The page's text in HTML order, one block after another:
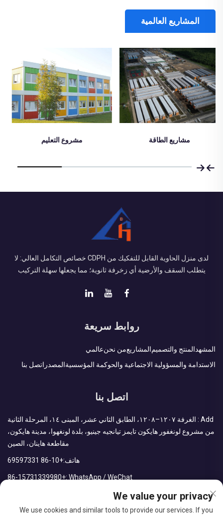
المشاريع العالمية
مشروع التعليم مشروع طبي
لدى منزل الحاوية القابل للتفكيك من CDPH خصائص التكامل العالي: لا
يتطلب السقف والأرضية أي زخرفة ثانوية؛ مما يجعلها سهلة التركيب
روابط سريعة
المشهدالمنتج والتصميمالمشاريعمن نحنعالمي
الاستدامة والمسؤولية الاجتماعية والحوكمة المؤسسيةالمصدر اتصل بنا
اتصل بنا
Add : الغرفة ١٢٠٧–١٢٠٨، الطابق الثاني عشر، المبنى ١٤، المرحلة الثانية
من مشروع لونغفور هايكون تايمز تيانجيه جينيو، بلدة لونغهوا، مدينة هايكون،
مقاطعة هاينان، الصين
هاتف:+86-10 69597331
WhatsApp / WeChat :
+86-15731339980
البريد الإلكتروني:We value your privacy
We use cookies and similar tools to provide our services. If you